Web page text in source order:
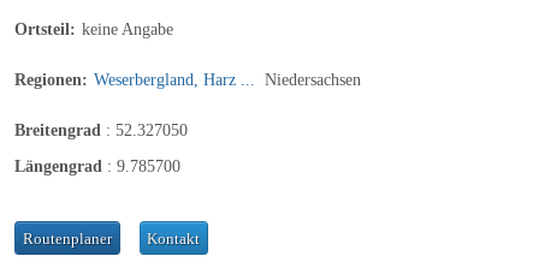
Ortsteil: keine Angabe
Regionen: Weserbergland, Harz ... Niedersachsen
Breitengrad : 52.327050
Längengrad : 9.785700
Routenplaner Kontakt